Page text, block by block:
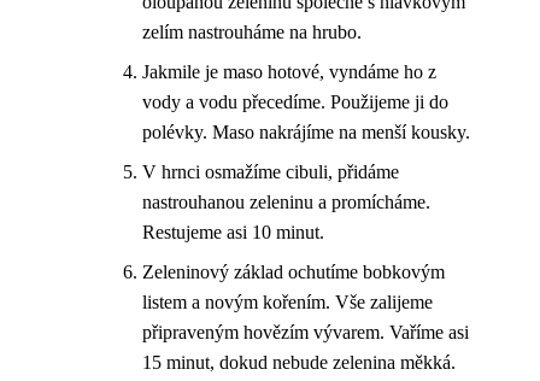
zelím nastrouháme na hrubo.
Jakmile je maso hotové, vyndáme ho z
vody a vodu přecedíme. Použijeme ji do
polévky. Maso nakrájíme na menší kousky.
V hrnci osmažíme cibuli, přidáme
nastrouhanou zeleninu a promícháme.
Restujeme asi 10 minut.
Zeleninový základ ochutíme bobkovým
listem a novým kořením. Vše zalijeme
připraveným hovězím vývarem. Vaříme asi
15 minut, dokud nebude zelenina měkká.